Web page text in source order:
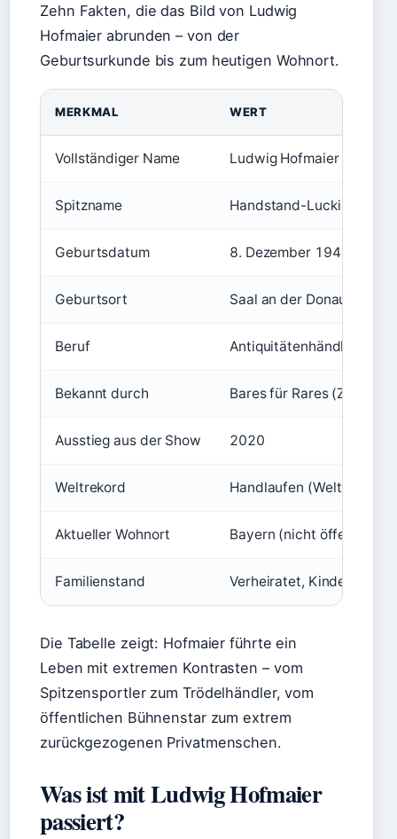
Zehn Fakten, die das Bild von Ludwig
Hofmaier abrunden – von der
Geburtsurkunde bis zum heutigen Wohnort.
MERKMAL WERT
Vollständiger Name Ludwig Hofmaier
Spitzname Handstand-Lucki
Geburtsdatum 8. Dezember 1941
Geburtsort Saal an der Donau,
Beruf Antiquitätenhändler,
Bekannt durch Bares für Rares (ZDF)
Ausstieg aus der Show 2020
Weltrekord Handlaufen (Weltmeister
Aktueller Wohnort Bayern (nicht öffentlich)
Familienstand Verheiratet, Kinder
Die Tabelle zeigt: Hofmaier führte ein
Leben mit extremen Kontrasten – vom
Spitzensportler zum Trödelhändler, vom
öffentlichen Bühnenstar zum extrem
zurückgezogenen Privatmenschen.
Was ist mit Ludwig Hofmaier
passiert?